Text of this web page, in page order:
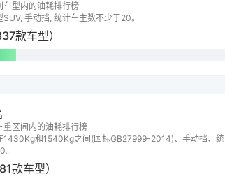
车型内的油耗排行榜
手动挡, 统计车主数不少于20。
款车型）
重区间内的油耗排行榜
1430Kg和1540Kg之间(国标GB27999-2014)、手动挡、统
款车型）